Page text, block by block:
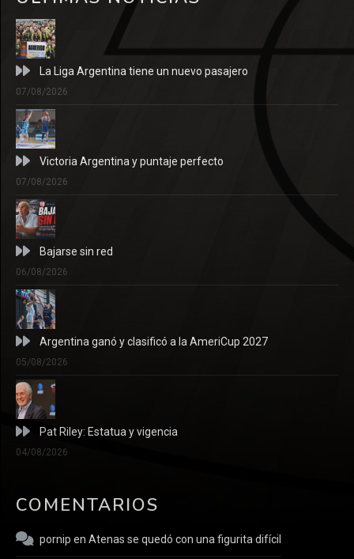
La Liga Argentina tiene un nuevo pasajero
07/08/2026
Victoria Argentina y puntaje perfecto
07/08/2026
Bajarse sin red
06/08/2026
Argentina ganó y clasificó a la AmeriCup 2027
05/08/2026
Pat Riley: Estatua y vigencia
04/08/2026
COMENTARIOS
pornip en Atenas se quedó con una figurita difícil